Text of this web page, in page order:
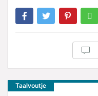
Taalvoutje